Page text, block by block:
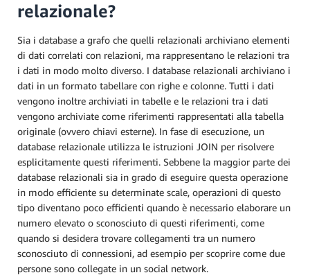
relazionale?
Sia i database a grafo che quelli relazionali archiviano elementi
di dati correlati con relazioni, ma rappresentano le relazioni tra
i dati in modo molto diverso. I database relazionali archiviano i
dati in un formato tabellare con righe e colonne. Tutti i dati
vengono inoltre archiviati in tabelle e le relazioni tra i dati
vengono archiviate come riferimenti rappresentati alla tabella
originale (ovvero chiavi esterne). In fase di esecuzione, un
database relazionale utilizza le istruzioni JOIN per risolvere
esplicitamente questi riferimenti. Sebbene la maggior parte dei
database relazionali sia in grado di eseguire questa operazione
in modo efficiente su determinate scale, operazioni di questo
tipo diventano poco efficienti quando è necessario elaborare un
numero elevato o sconosciuto di questi riferimenti, come
quando si desidera trovare collegamenti tra un numero
sconosciuto di connessioni, ad esempio per scoprire come due
persone sono collegate in un social network.